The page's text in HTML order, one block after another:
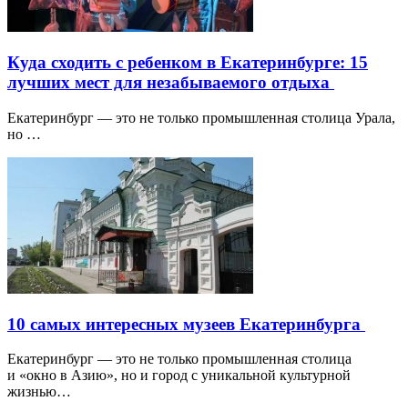
Куда сходить с ребенком в Екатеринбурге: 15
лучших мест для незабываемого отдыха
Екатеринбург — это не только промышленная столица Урала,
но …
10 самых интересных музеев Екатеринбурга
Екатеринбург — это не только промышленная столица
и «окно в Азию», но и город с уникальной культурной
жизнью…